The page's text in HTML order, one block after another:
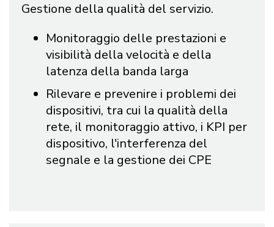
Gestione della qualità del servizio.
Monitoraggio delle prestazioni e
visibilità della velocità e della
latenza della banda larga
Rilevare e prevenire i problemi dei
dispositivi, tra cui la qualità della
rete, il monitoraggio attivo, i KPI per
dispositivo, l'interferenza del
segnale e la gestione dei CPE